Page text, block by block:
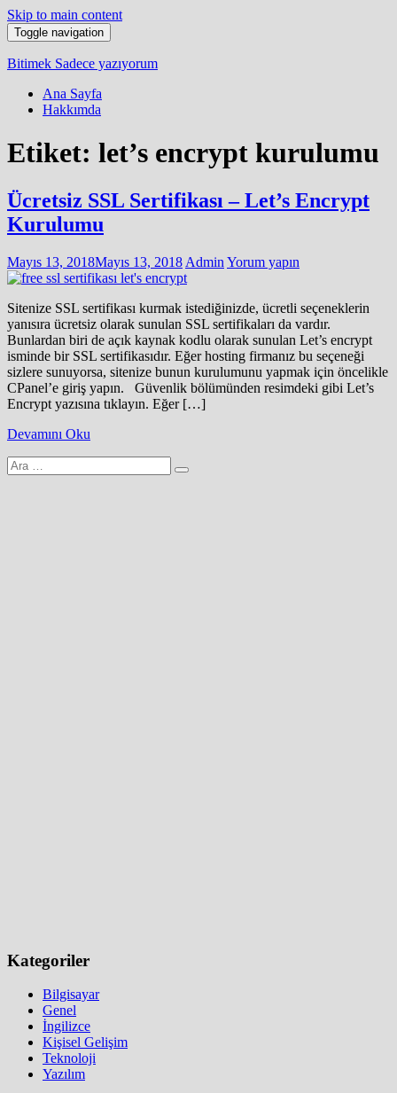
Skip to main content
Toggle navigation
Bitimek Sadece yazıyorum
Ana Sayfa
Hakkımda
Etiket: let’s encrypt kurulumu
Ücretsiz SSL Sertifikası – Let’s Encrypt
Kurulumu
Mayıs 13, 2018Mayıs 13, 2018 Admin Yorum yapın
Sitenize SSL sertifikası kurmak istediğinizde, ücretli seçeneklerin
yanısıra ücretsiz olarak sunulan SSL sertifikaları da vardır.
Bunlardan biri de açık kaynak kodlu olarak sunulan Let’s encrypt
isminde bir SSL sertifikasıdır. Eğer hosting firmanız bu seçeneği
sizlere sunuyorsa, sitenize bunun kurulumunu yapmak için öncelikle
CPanel’e giriş yapın. Güvenlik bölümünden resimdeki gibi Let’s
Encrypt yazısına tıklayın. Eğer […]
Devamını Oku
Arama
yap:
Kategoriler
Bilgisayar
Genel
İngilizce
Kişisel Gelişim
Teknoloji
Yazılım